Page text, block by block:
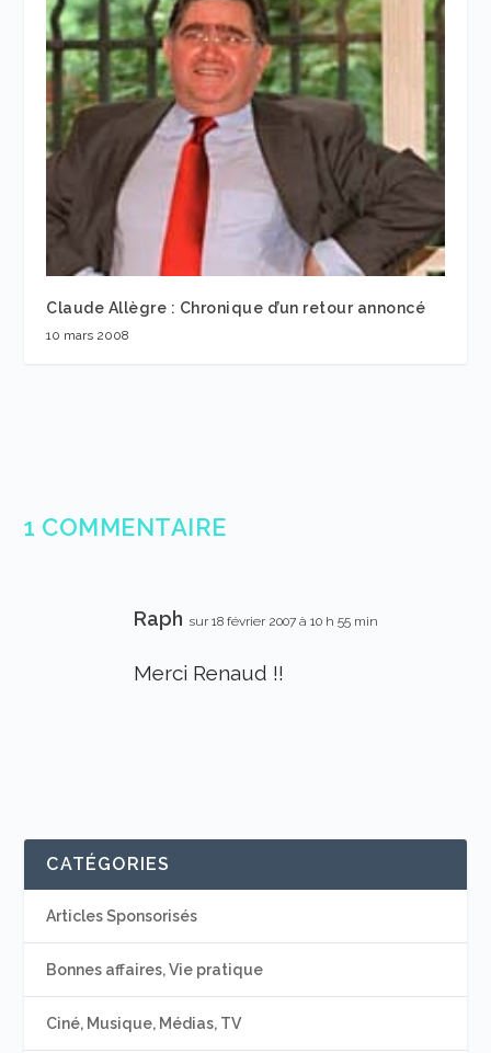
Claude Allègre : Chronique d’un retour annoncé
10 mars 2008
1 COMMENTAIRE
Raph sur 18 février 2007 à 10 h 55 min
Merci Renaud !!
CATÉGORIES
Articles Sponsorisés
Bonnes affaires, Vie pratique
Ciné, Musique, Médias, TV